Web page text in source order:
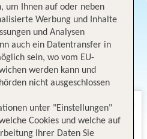
um Ihnen auf oder neben
Werbung und Inhalte
und Analysen
auch ein Datentransfer in
sein, wo vom EU-
werden kann und
nicht ausgeschlossen
unter "Einstellungen"
Cookies und welche auf
Ihrer Daten Sie